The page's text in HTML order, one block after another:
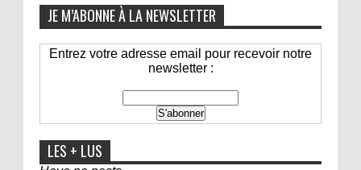
JE M’ABONNE À LA NEWSLETTER
Entrez votre adresse email pour recevoir notre
newsletter :
LES + LUS